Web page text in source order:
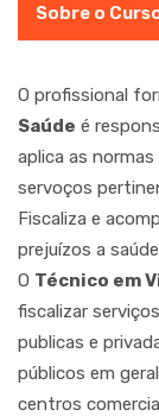
Sobre o
O profissional
Saúde é
aplica as
servoços
Fiscaliza e
prejuízos a
O Técnico em
fiscalizar
publicas e
públicos em
centros